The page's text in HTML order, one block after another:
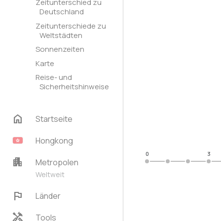
Zeitunterschied zu
Deutschland
Zeitunterschiede zu
Weltstädten
Sonnenzeiten
Karte
Reise- und
Sicherheitshinweise
home
Startseite
Hongkong
apartment Metropolen
Weltweit
flag Länder
handyman Tools
0 3